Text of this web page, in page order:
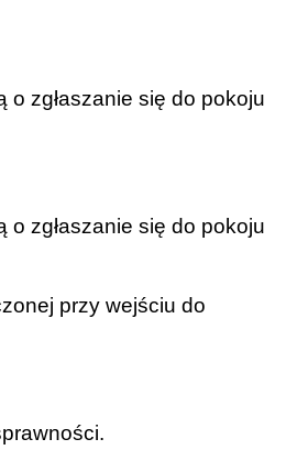
o zgłaszanie się do pokoju
o zgłaszanie się do pokoju
przy wejściu do